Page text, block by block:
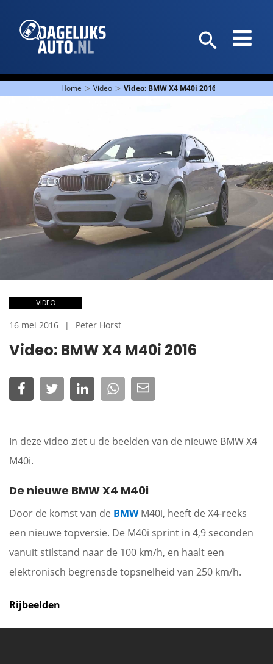
Home > Video > Video: BMW X4 M40i 2016
Video: BMW X4 M40i 2016
VIDEO
16 mei 2016 Peter Horst
In deze video ziet u de beelden van de nieuwe BMW X4
M40i.
De nieuwe BMW X4 M40i
Door de komst van de BMWM40i, heeft de X4-reeks
een nieuwe topversie. De M40i sprint in 4,9 seconden
vanuit stilstand naar de 100 km/h, en haalt een
elektronisch begrensde topsnelheid van 250 km/h.
Rijbeelden